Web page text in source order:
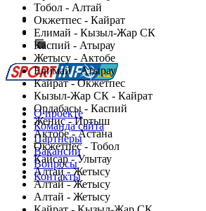
Тобол - Алтай
Окжетпес - Кайрат
Елимай - Кызыл-Жар СК
Каспий - Атырау
Жетысу - Актобе
Елимай - Атырау
Кайрат - Окжетпес
Кызыл-Жар СК - Кайрат
Ордабасы - Каспий
Женис - Иртыш
Актобе - Астана
Окжетпес - Тобол
Кайсар - Улытау
Алтай - Жетысу
Алтай - Жетысу
Алтай - Жетысу
Есть идея?
Сообщить о мероприятии
Перейти на старый сайт
О проекте
Команда сайта
Партнеры
Вакансии
Вопросы
Контакты